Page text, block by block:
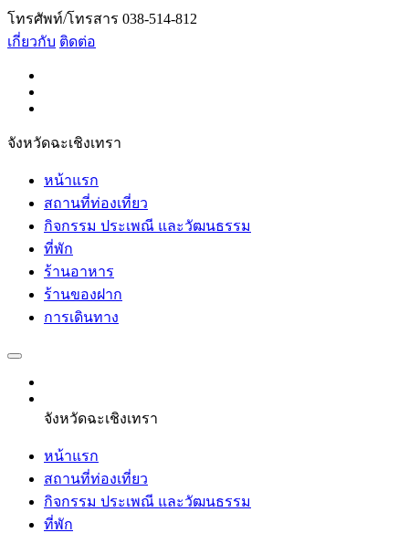
โทรศัพท์/โทรสาร 038-514-812
เกี่ยวกับ ติดต่อ
จังหวัดฉะเชิงเทรา
หน้าแรก
สถานที่ท่องเที่ยว
กิจกรรม ประเพณี และวัฒนธรรม
ที่พัก
ร้านอาหาร
ร้านของฝาก
การเดินทาง
จังหวัดฉะเชิงเทรา
หน้าแรก
สถานที่ท่องเที่ยว
กิจกรรม ประเพณี และวัฒนธรรม
ที่พัก